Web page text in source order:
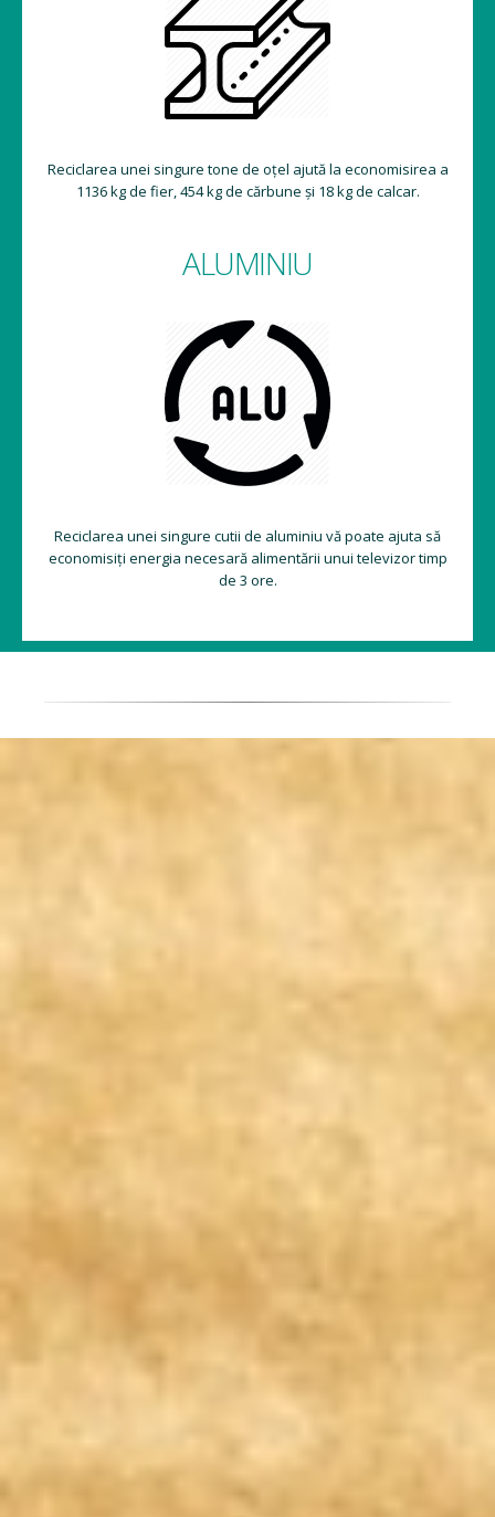
Reciclarea unei singure tone de oțel ajută la economisirea a
1136 kg de fier, 454 kg de cărbune și 18 kg de calcar.
ALUMINIU
Reciclarea unei singure cutii de aluminiu vă poate ajuta să
economisiți energia necesară alimentării unui televizor timp
de 3 ore.